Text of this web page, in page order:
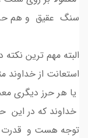
سنگ عقیق و هم
البته مهم ترین
استعانت از
یا هر حرز دیگری
خداوند که در
توجه هست و قدرت